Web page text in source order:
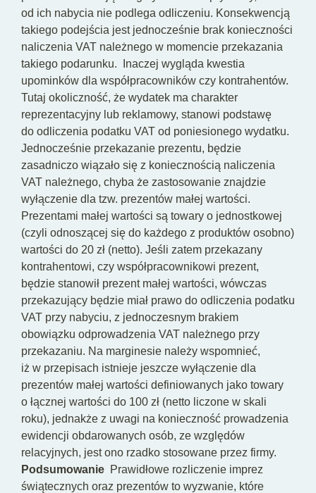
od ich nabycia nie podlega odliczeniu. Konsekwencją
takiego podejścia jest jednocześnie brak konieczności
naliczenia VAT należnego w momencie przekazania
takiego podarunku.
Inaczej wygląda kwestia
upominków dla współpracowników czy kontrahentów.
Tutaj okoliczność, że wydatek ma charakter
reprezentacyjny lub reklamowy, stanowi podstawę
do odliczenia podatku VAT od poniesionego wydatku.
Jednocześnie przekazanie prezentu, będzie
zasadniczo wiązało się z koniecznością naliczenia
VAT należnego, chyba że zastosowanie znajdzie
wyłączenie dla tzw. prezentów małej wartości.
Prezentami małej wartości są towary o jednostkowej
(czyli odnoszącej się do każdego z produktów osobno)
wartości do 20 zł (netto). Jeśli zatem przekazany
kontrahentowi, czy współpracownikowi prezent,
będzie stanowił prezent małej wartości, wówczas
przekazujący będzie miał prawo do odliczenia podatku
VAT przy nabyciu, z jednoczesnym brakiem
obowiązku odprowadzenia VAT należnego przy
przekazaniu. Na marginesie należy wspomnieć,
iż w przepisach istnieje jeszcze wyłączenie dla
prezentów małej wartości definiowanych jako towary
o łącznej wartości do 100 zł (netto liczone w skali
roku), jednakże z uwagi na konieczność prowadzenia
ewidencji obdarowanych osób, ze względów
relacyjnych, jest ono rzadko stosowane przez firmy.
Podsumowanie Prawidłowe rozliczenie imprez
świątecznych oraz prezentów to wyzwanie, które